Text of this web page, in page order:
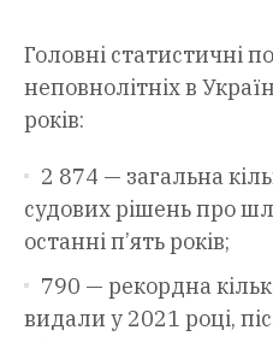
Головні статистичні
неповнолітніх в
років:
2 874 — загальна
судових рішень про
останні п’ять років;
790 — рекордна
видали у 2021 році,